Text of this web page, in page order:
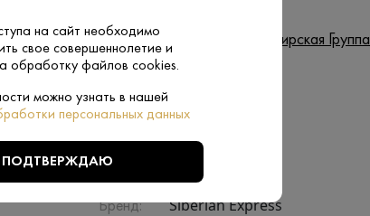
Производитель:Алкогольная Сибирская Группа
Температура
подачи:
4-6
Бренд: Siberian Express
на сайт необходимо
свое совершеннолетие и
обработку файлов cookies.
можно узнать в нашей
персональных данных
ПОДТВЕРЖДАЮ